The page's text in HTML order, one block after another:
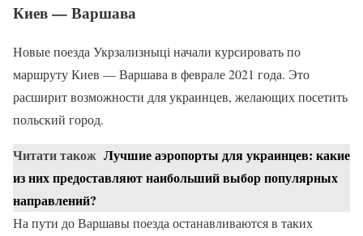
Киев — Варшава
Новые поезда Укрзализныці начали курсировать по
маршруту Киев — Варшава в феврале 2021 года. Это
расширит возможности для украинцев, желающих посетить
польский город.
Читати також Лучшие аэропорты для украинцев: какие
из них предоставляют наибольший выбор популярных
направлений?
На пути до Варшавы поезда останавливаются в таких